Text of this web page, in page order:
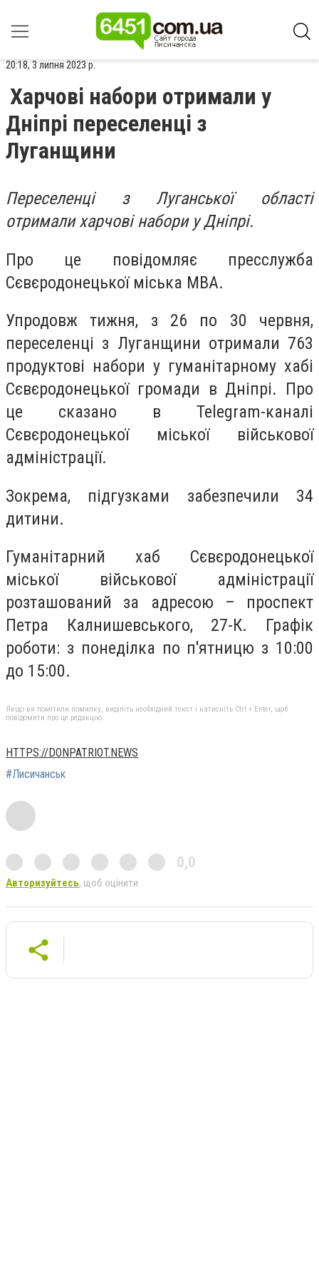
20:18, 3 липня 2023 р.
Харчові набори отримали у
Дніпрі переселенці з
Луганщини
Переселенці з Луганської області
отримали харчові набори у Дніпрі.
Про це повідомляє пресслужба
Сєвєродонецької міська МВА.
Упродовж тижня, з 26 по 30 червня,
переселенці з Луганщини отримали 763
продуктові набори у гуманітарному хабі
Сєвєродонецької громади в Дніпрі. Про
це сказано в Telegram-каналі
Сєвєродонецької міської військової
адміністрації.
Зокрема, підгузками забезпечили 34
дитини.
Гуманітарний хаб Сєвєродонецької
міської військової адміністрації
розташований за адресою – проспект
Петра Калнишевського, 27-К. Графік
роботи: з понеділка по п'ятницю з 10:00
до 15:00.
Якщо ви помітили помилку, виділіть необхідний текст і натисніть Ctrl + Enter, щоб
повідомити про це редакцію
HTTPS://DONPATRIOT.NEWS
#Лисичанськ
0,0
Авторизуйтесь, щоб оцінити